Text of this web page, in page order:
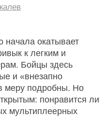
начала окатывает
к легким и
Бойцы здесь
и «внезапно
меру подробны. Но
понравится ли
мультиплеерных